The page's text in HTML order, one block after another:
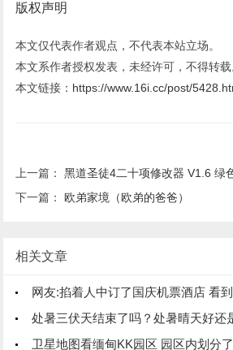
版权声明
本文仅代表作者观点，不代表本站立场。
本文系作者授权发表，未经许可，不得转载
本文链接： https://www.16i.cc/post/
上一篇：黑道圣徒4二十项修改器 V1.6 绿色免费版（黑道圣徒4二十
下一篇：欧弟家境（欧弟的爸爸）
相关文章
网友:掐着人中订了国庆机票酒店 看
处暑三伏天结束了吗？处暑晴天好还
卫星地图看缅甸KK园区 园区内划分